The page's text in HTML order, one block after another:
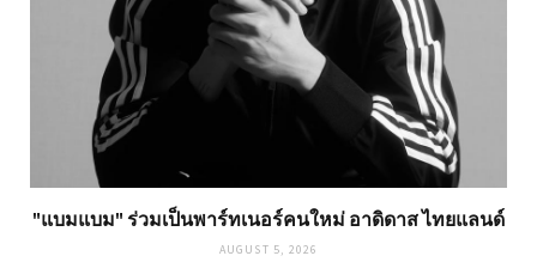
"แบมแบม" ร่วมเป็นพาร์ทเนอร์คนใหม่ อาดิดาส ไทยแลนด์
AUGUST 5, 2026